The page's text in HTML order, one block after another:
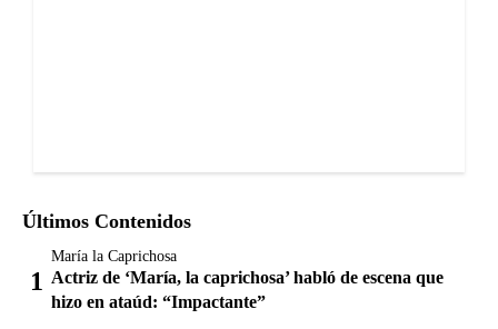
Últimos Contenidos
María la Caprichosa
Actriz de ‘María, la caprichosa’ habló de escena que
hizo en ataúd: “Impactante”